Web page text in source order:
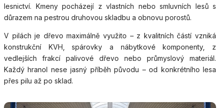
lesnictví. Kmeny pocházejí z vlastních nebo smluvních lesů s
důrazem na pestrou druhovou skladbu a obnovu porostů.
V pilách je dřevo maximálně využito – z kvalitních částí vzniká
konstrukční KVH, spárovky a nábytkové komponenty, z
vedlejších frakcí palivové dřevo nebo průmyslový materiál.
Každý hranol nese jasný příběh původu – od konkrétního lesa
přes pilu až po sklad.